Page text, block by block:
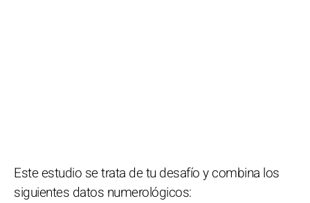
Este estudio se trata de tu desafío y combina los
siguientes datos numerológicos: